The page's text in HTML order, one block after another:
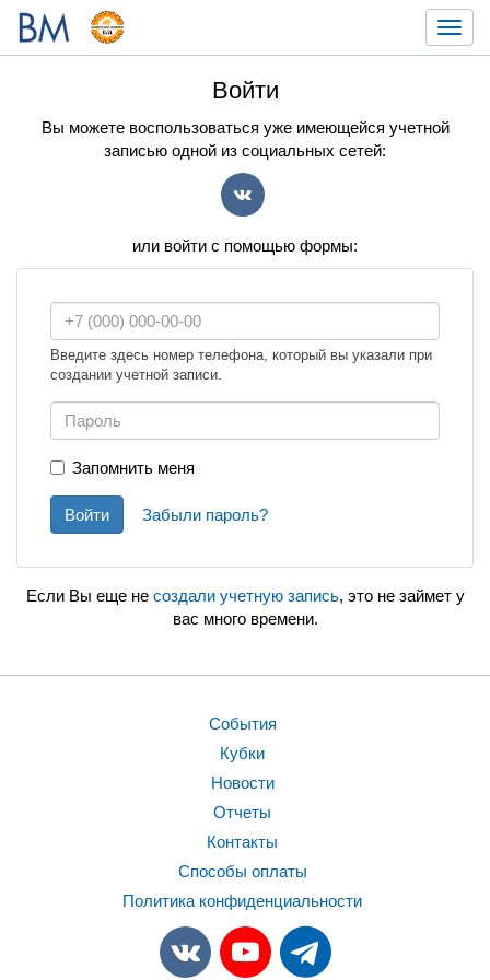
Войти
Вы можете воспользоваться уже имеющейся учетной
записью одной из социальных сетей:
или войти с помощью формы:
Введите здесь номер телефона, который вы указали при
создании учетной записи.
Запомнить меня
Войти Забыли пароль?
Если Вы еще не создали учетную запись, это не займет у
вас много времени.
События
Кубки
Новости
Отчеты
Контакты
Способы оплаты
Политика конфиденциальности